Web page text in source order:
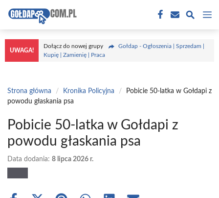
treści
UWAGA!
Dołącz do nowej grupy
Gołdap - Ogłoszenia | Sprzedam |
Kupię | Zamienię | Praca
Strona główna / Kronika Policyjna /
Pobicie 50-latka w Gołdapi z
powodu głaskania psa
Pobicie 50-latka w Gołdapi z
powodu głaskania psa
Data dodania: 8 lipca 2026 r.